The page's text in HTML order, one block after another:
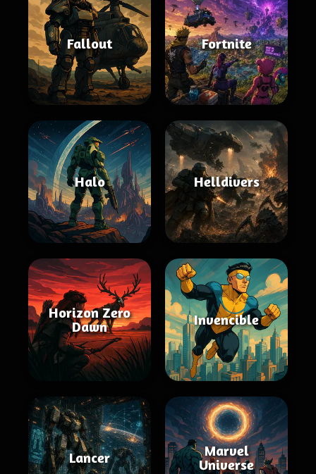
Fallout Fortnite
Halo Helldivers
Horizon Zero
Dawn
Invencible
Lancer
Marvel
Universe